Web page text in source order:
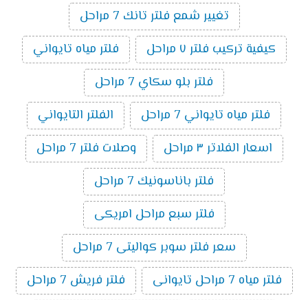
تغيير شمع فلتر تانك 7 مراحل
كيفية تركيب فلتر ٧ مراحل
فلتر مياه تايواني
فلتر بلو سكاي 7 مراحل
فلتر مياه تايواني 7 مراحل
الفلتر التايواني
اسعار الفلاتر ٣ مراحل
وصلات فلتر 7 مراحل
فلتر باناسونيك 7 مراحل
فلتر سبع مراحل امريكى
سعر فلتر سوبر كواليتى 7 مراحل
فلتر مياه 7 مراحل تايوانى
فلتر فريش 7 مراحل